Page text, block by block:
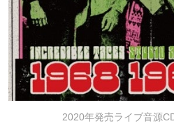
2020年発売ライブ音源